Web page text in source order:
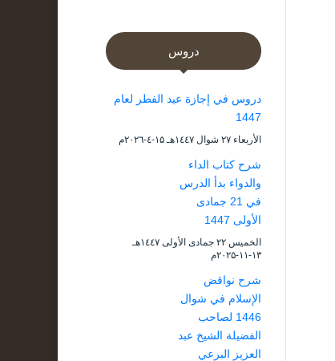
دروس
دروس في إجازة عيد الفطر لعام
1447
الأربعاء ۲۷ شوال ۱٤٤۷هـ ۱۵-٤-۲۰۲٦م
شرح كتاب الداء
والدواء بدأ الدرس
في 21 جمادى
الأولى 1447
الخميس ۲۲ جمادى الأولى ۱٤٤۷هـ
۱۳-۱۱-۲۰۲۵م
شرح نواقض
الإسلام في شوال
1446 لصاحب
الفضيلة الشيخ عبد
العزيز البرعي